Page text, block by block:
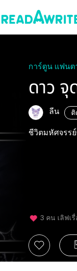
การ์ตูน แฟนต
ดาว
ลีน ติ
ชีวิตมหัศจรร
3 คน เลิฟเ